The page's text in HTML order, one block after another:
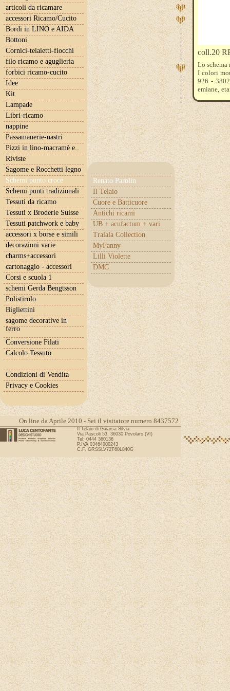
articoli da ricamare
accessori Ricamo/Cucito
Bordi in LINO e AIDA
Bottoni
Cornici-telaietti-fiocchi
filo ricamo e aguglieria
forbici ricamo-cucito
Idee
Kit
Lampade
Libri-ricamo
nappine
Passamanerie-nastri
Pizzi in lino-macramè e..
Riviste
Sagome e Rocchetti legno
Schemi punto croce
Renato Parolin
Il Telaio
Cuore e Batticuore
Antichi ricami
UB + acufactum + vari
Tralala Collection
MyFanny
Lilli Violette
DMC
Schemi punti tradizionali
Tessuti da ricamo
Tessuti x Broderie Suisse
Tessuti patchwork e baby
accessori x borse e simili
decorazioni varie
charms+accessori
cartonaggio - accessori
Corsi e scuola 1
schemi Gerda Bengtsson
Polistirolo
Bigliettini
sagome decorative in
ferro
Conversione Filati
Calcolo Tessuto
Condizioni di Vendita
Privacy e Cookies
coll.20
Lo schema
I colori
926 -
emiane,
On line da Aprile 2010 - Sei il visitatore numero 8437572
Il Telaio di Gaiarsa Silvia
Via Pascoli 53, 36030 Povolaro (VI)
Tel: 0444 360136
P.IVA 03464000243
C.F. GRSSLV72T60L840G